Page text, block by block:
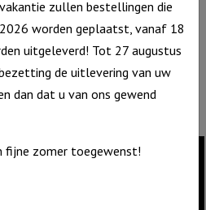
zullen bestellingen die
worden geplaatst, vanaf 18
uitgeleverd! Tot 27 augustus
de uitlevering van uw
dan dat u van ons gewend
fijne zomer toegewenst!